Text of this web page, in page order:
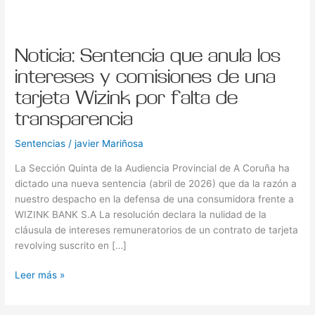
Noticia: Sentencia que anula los
intereses y comisiones de una
tarjeta Wizink por falta de
transparencia
Sentencias /javier Mariñosa
La Sección Quinta de la Audiencia Provincial de A Coruña ha
dictado una nueva sentencia (abril de 2026) que da la razón a
nuestro despacho en la defensa de una consumidora frente a
WIZINK BANK S.A La resolución declara la nulidad de la
cláusula de intereses remuneratorios de un contrato de tarjeta
revolving suscrito en […]
tarjeta
Wizink
falta
de
Leer más »